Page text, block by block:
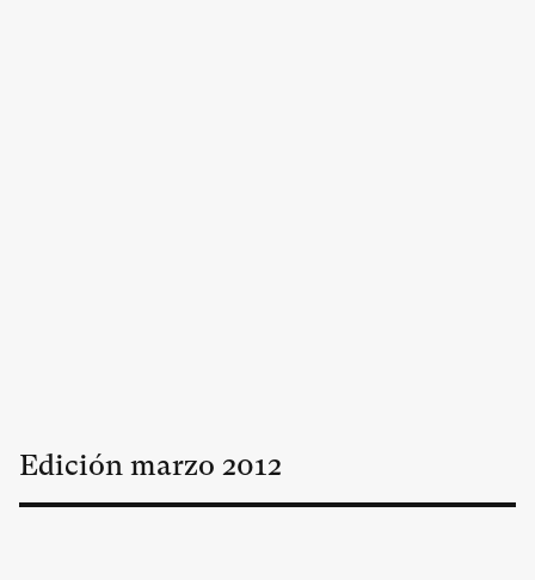
Edición marzo 2012